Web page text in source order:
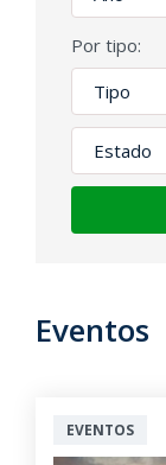
Por tipo:
Eventos
EVENTOS